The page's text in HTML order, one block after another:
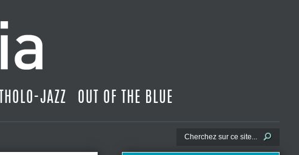
JAZZ OUT OF THE BLUE